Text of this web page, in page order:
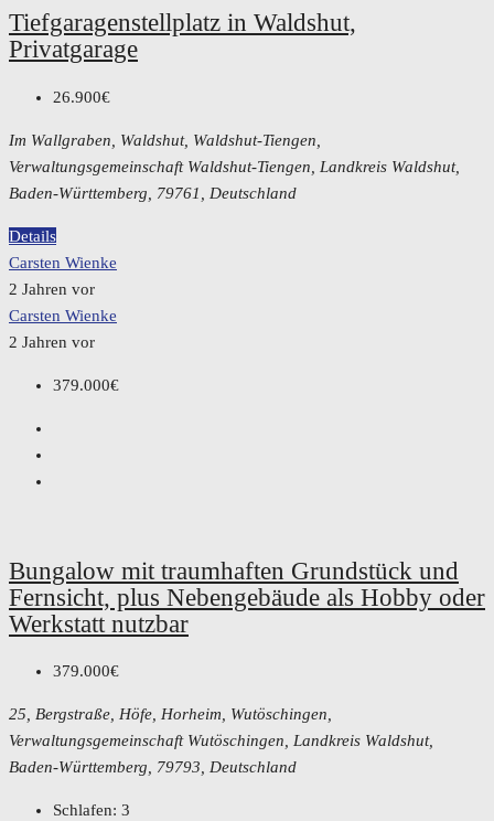
Tiefgaragenstellplatz in Waldshut,
Privatgarage
26.900€
Im Wallgraben, Waldshut, Waldshut-Tiengen,
Verwaltungsgemeinschaft Waldshut-Tiengen, Landkreis Waldshut,
Baden-Württemberg, 79761, Deutschland
Details
Carsten Wienke
2 Jahren vor
Carsten Wienke
2 Jahren vor
379.000€
Bungalow mit traumhaften Grundstück und
Fernsicht, plus Nebengebäude als Hobby oder
Werkstatt nutzbar
379.000€
25, Bergstraße, Höfe, Horheim, Wutöschingen,
Verwaltungsgemeinschaft Wutöschingen, Landkreis Waldshut,
Baden-Württemberg, 79793, Deutschland
Schlafen: 3